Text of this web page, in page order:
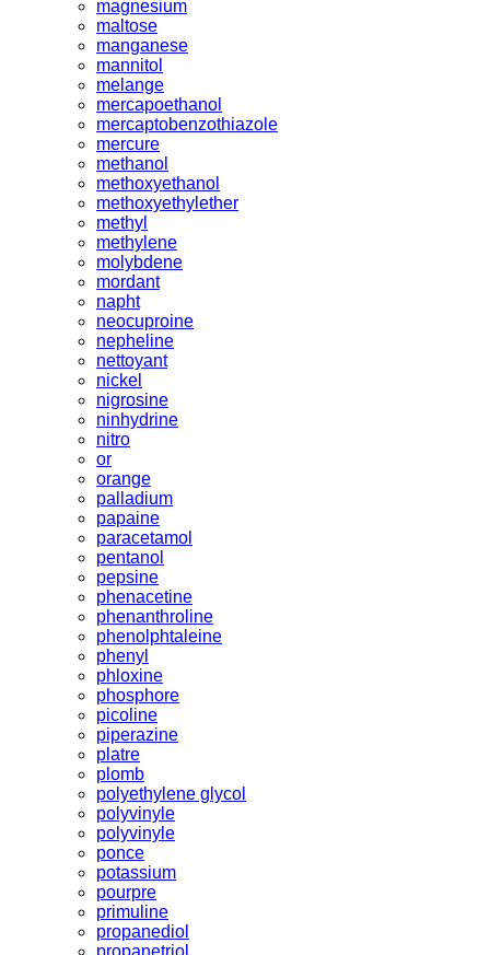
magnesium
maltose
manganese
mannitol
melange
mercapoethanol
mercaptobenzothiazole
mercure
methanol
methoxyethanol
methoxyethylether
methyl
methylene
molybdene
mordant
napht
neocuproine
nepheline
nettoyant
nickel
nigrosine
ninhydrine
nitro
or
orange
palladium
papaine
paracetamol
pentanol
pepsine
phenacetine
phenanthroline
phenolphtaleine
phenyl
phloxine
phosphore
picoline
piperazine
platre
plomb
polyethylene glycol
polyvinyle
polyvinyle
ponce
potassium
pourpre
primuline
propanediol
propanetriol